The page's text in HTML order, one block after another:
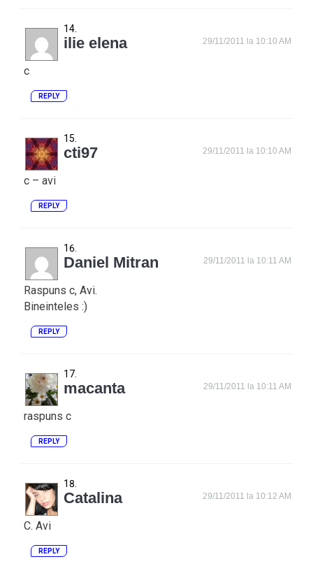
ilie elena 29/11/2011 la 10:10 AM
c
REPLY
cti97 29/11/2011 la 10:10 AM
c – avi
REPLY
Daniel Mitran 29/11/2011 la 10:11 AM
Raspuns c, Avi.
Bineinteles :)
REPLY
macanta 29/11/2011 la 10:11 AM
raspuns c
REPLY
Catalina 29/11/2011 la 10:12 AM
C. Avi
REPLY